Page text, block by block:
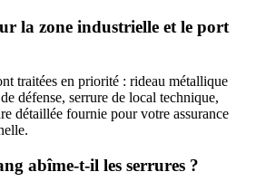
la zone industrielle et le port
traitées en priorité : rideau métallique
défense, serrure de local technique,
détaillée fournie pour votre assurance
abîme-t-il les serrures ?